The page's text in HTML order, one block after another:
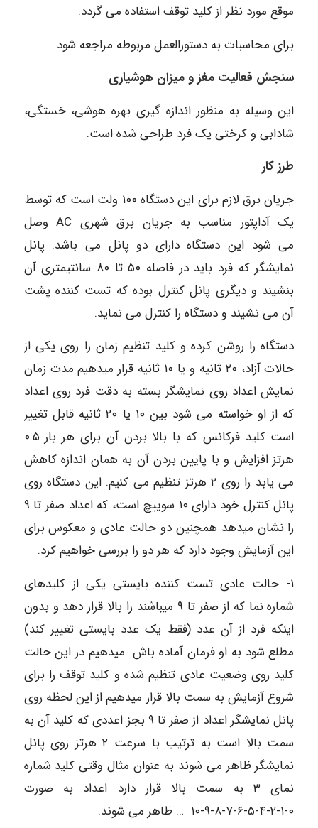
موقع مورد نظر از کلید توقف استفاده می گردد.
برای محاسبات به دستورالعمل مربوطه مراجعه شود
سنجش فعالیت مغز و میزان هوشیاری
این وسیله به منظور اندازه گیری بهره هوشی، خستگی،
شادابی و کرختی یک فرد طراحی شده است.
طرز کار
جریان برق لازم برای این دستگاه ۱۰۰ ولت است که توسط
یک آداپتور مناسب به جریان برق شهری AC وصل
می شود این دستگاه دارای دو پانل می باشد. پانل
نمایشگر که فرد باید در فاصله ۵۰ تا ۸۰ سانتیمتری آن
بنشیند و دیگری پانل کنترل بوده که تست کننده پشت
آن می نشیند و دستگاه را کنترل می نماید.
دستگاه را روشن کرده و کلید تنظیم زمان را روی یکی از
حالات آزاد، ۲۰ ثانیه و یا ۱۰ ثانیه قرار میدهیم مدت زمان
نمایش اعداد روی نمایشگر بسته به دقت فرد روی اعداد
که از او خواسته می شود بین ۱۰ یا ۲۰ ثانیه قابل تغییر
است کلید فرکانس که با بالا بردن آن برای هر بار ۰.۵
هرتز افزایش و با پایین بردن آن به همان اندازه کاهش
می یابد را روی ۲ هرتز تنظیم می کنیم. این دستگاه روی
پانل کنترل خود دارای ۱۰ سوییچ است، که اعداد صفر تا ۹
را نشان میدهد همچنین دو حالت عادی و معکوس برای
این آزمایش وجود دارد که هر دو را بررسی خواهیم کرد.
۱- حالت عادی تست کننده بایستی یکی از کلیدهای
شماره نما که از صفر تا ۹ میباشند را بالا قرار دهد و بدون
اینکه فرد از آن عدد (فقط یک عدد بایستی تغییر کند)
مطلع شود به او فرمان آماده باش میدهیم در این حالت
کلید روی وضعیت عادی تنظیم شده و کلید توقف را برای
شروع آزمایش به سمت بالا قرار میدهیم از این لحظه روی
پانل نمایشگر اعداد از صفر تا ۹ بجز اعددی که کلید آن به
سمت بالا است به ترتیب با سرعت ۲ هرتز روی پانل
نمایشگر ظاهر می شوند به عنوان مثال وقتی کلید شماره
نمای ۳ به سمت بالا قرار دارد اعداد به صورت
۰-۱-۲-۴-۵-۶-۷-۸-۹-۱۰ … ظاهر می شوند.